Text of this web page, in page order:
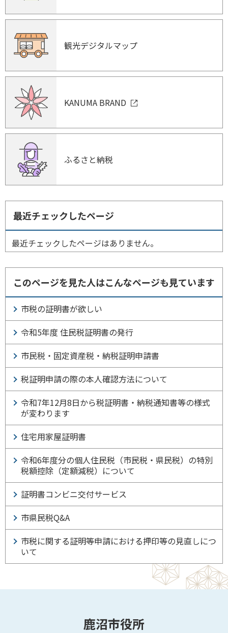
観光デジタルマップ
KANUMA BRAND
ふるさと納税
最近チェックしたページ
最近チェックしたページはありません。
このページを見た人はこんなページも見ています
市税の証明書が欲しい
令和5年度 住民税証明書の発行
市民税・固定資産税・納税証明申請書
税証明申請の際の本人確認方法について
令和7年12月8日から税証明書・納税通知書等の様式
が変わります
住宅用家屋証明書
令和6年度分の個人住民税（市民税・県民税）の特別
税額控除（定額減税）について
証明書コンビニ交付サービス
市県民税Q&A
市税に関する証明等申請における押印等の見直しにつ
いて
鹿沼市役所